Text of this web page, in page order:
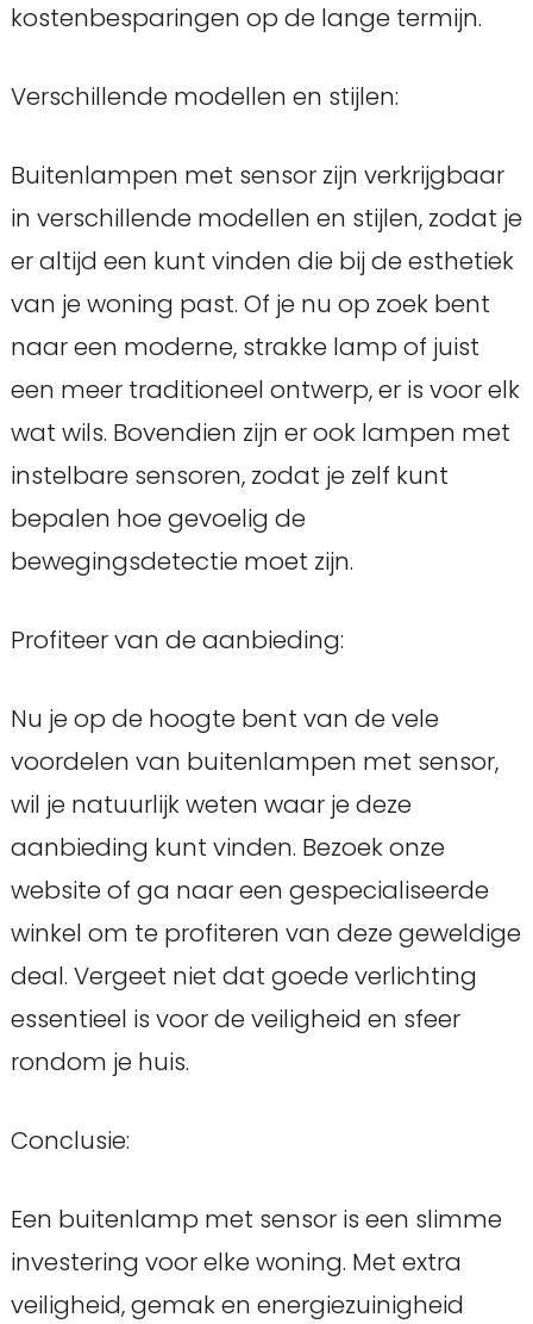
kostenbesparingen op de lange termijn.
Verschillende modellen en stijlen:
Buitenlampen met sensor zijn verkrijgbaar
in verschillende modellen en stijlen, zodat je
er altijd een kunt vinden die bij de esthetiek
van je woning past. Of je nu op zoek bent
naar een moderne, strakke lamp of juist
een meer traditioneel ontwerp, er is voor elk
wat wils. Bovendien zijn er ook lampen met
instelbare sensoren, zodat je zelf kunt
bepalen hoe gevoelig de
bewegingsdetectie moet zijn.
Profiteer van de aanbieding:
Nu je op de hoogte bent van de vele
voordelen van buitenlampen met sensor,
wil je natuurlijk weten waar je deze
aanbieding kunt vinden. Bezoek onze
website of ga naar een gespecialiseerde
winkel om te profiteren van deze geweldige
deal. Vergeet niet dat goede verlichting
essentieel is voor de veiligheid en sfeer
rondom je huis.
Conclusie:
Een buitenlamp met sensor is een slimme
investering voor elke woning. Met extra
veiligheid, gemak en energiezuinigheid